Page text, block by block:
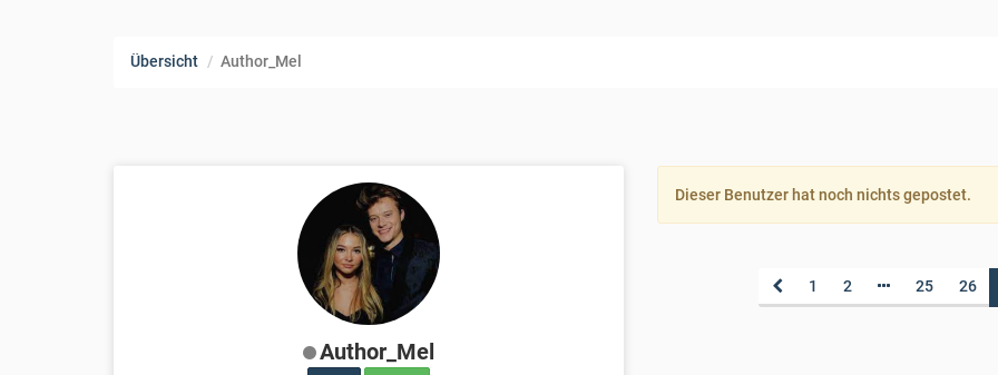
Übersicht Author_Mel
Author_Mel
Dieser Benutzer hat noch nichts gepostet.
1 2 25 26